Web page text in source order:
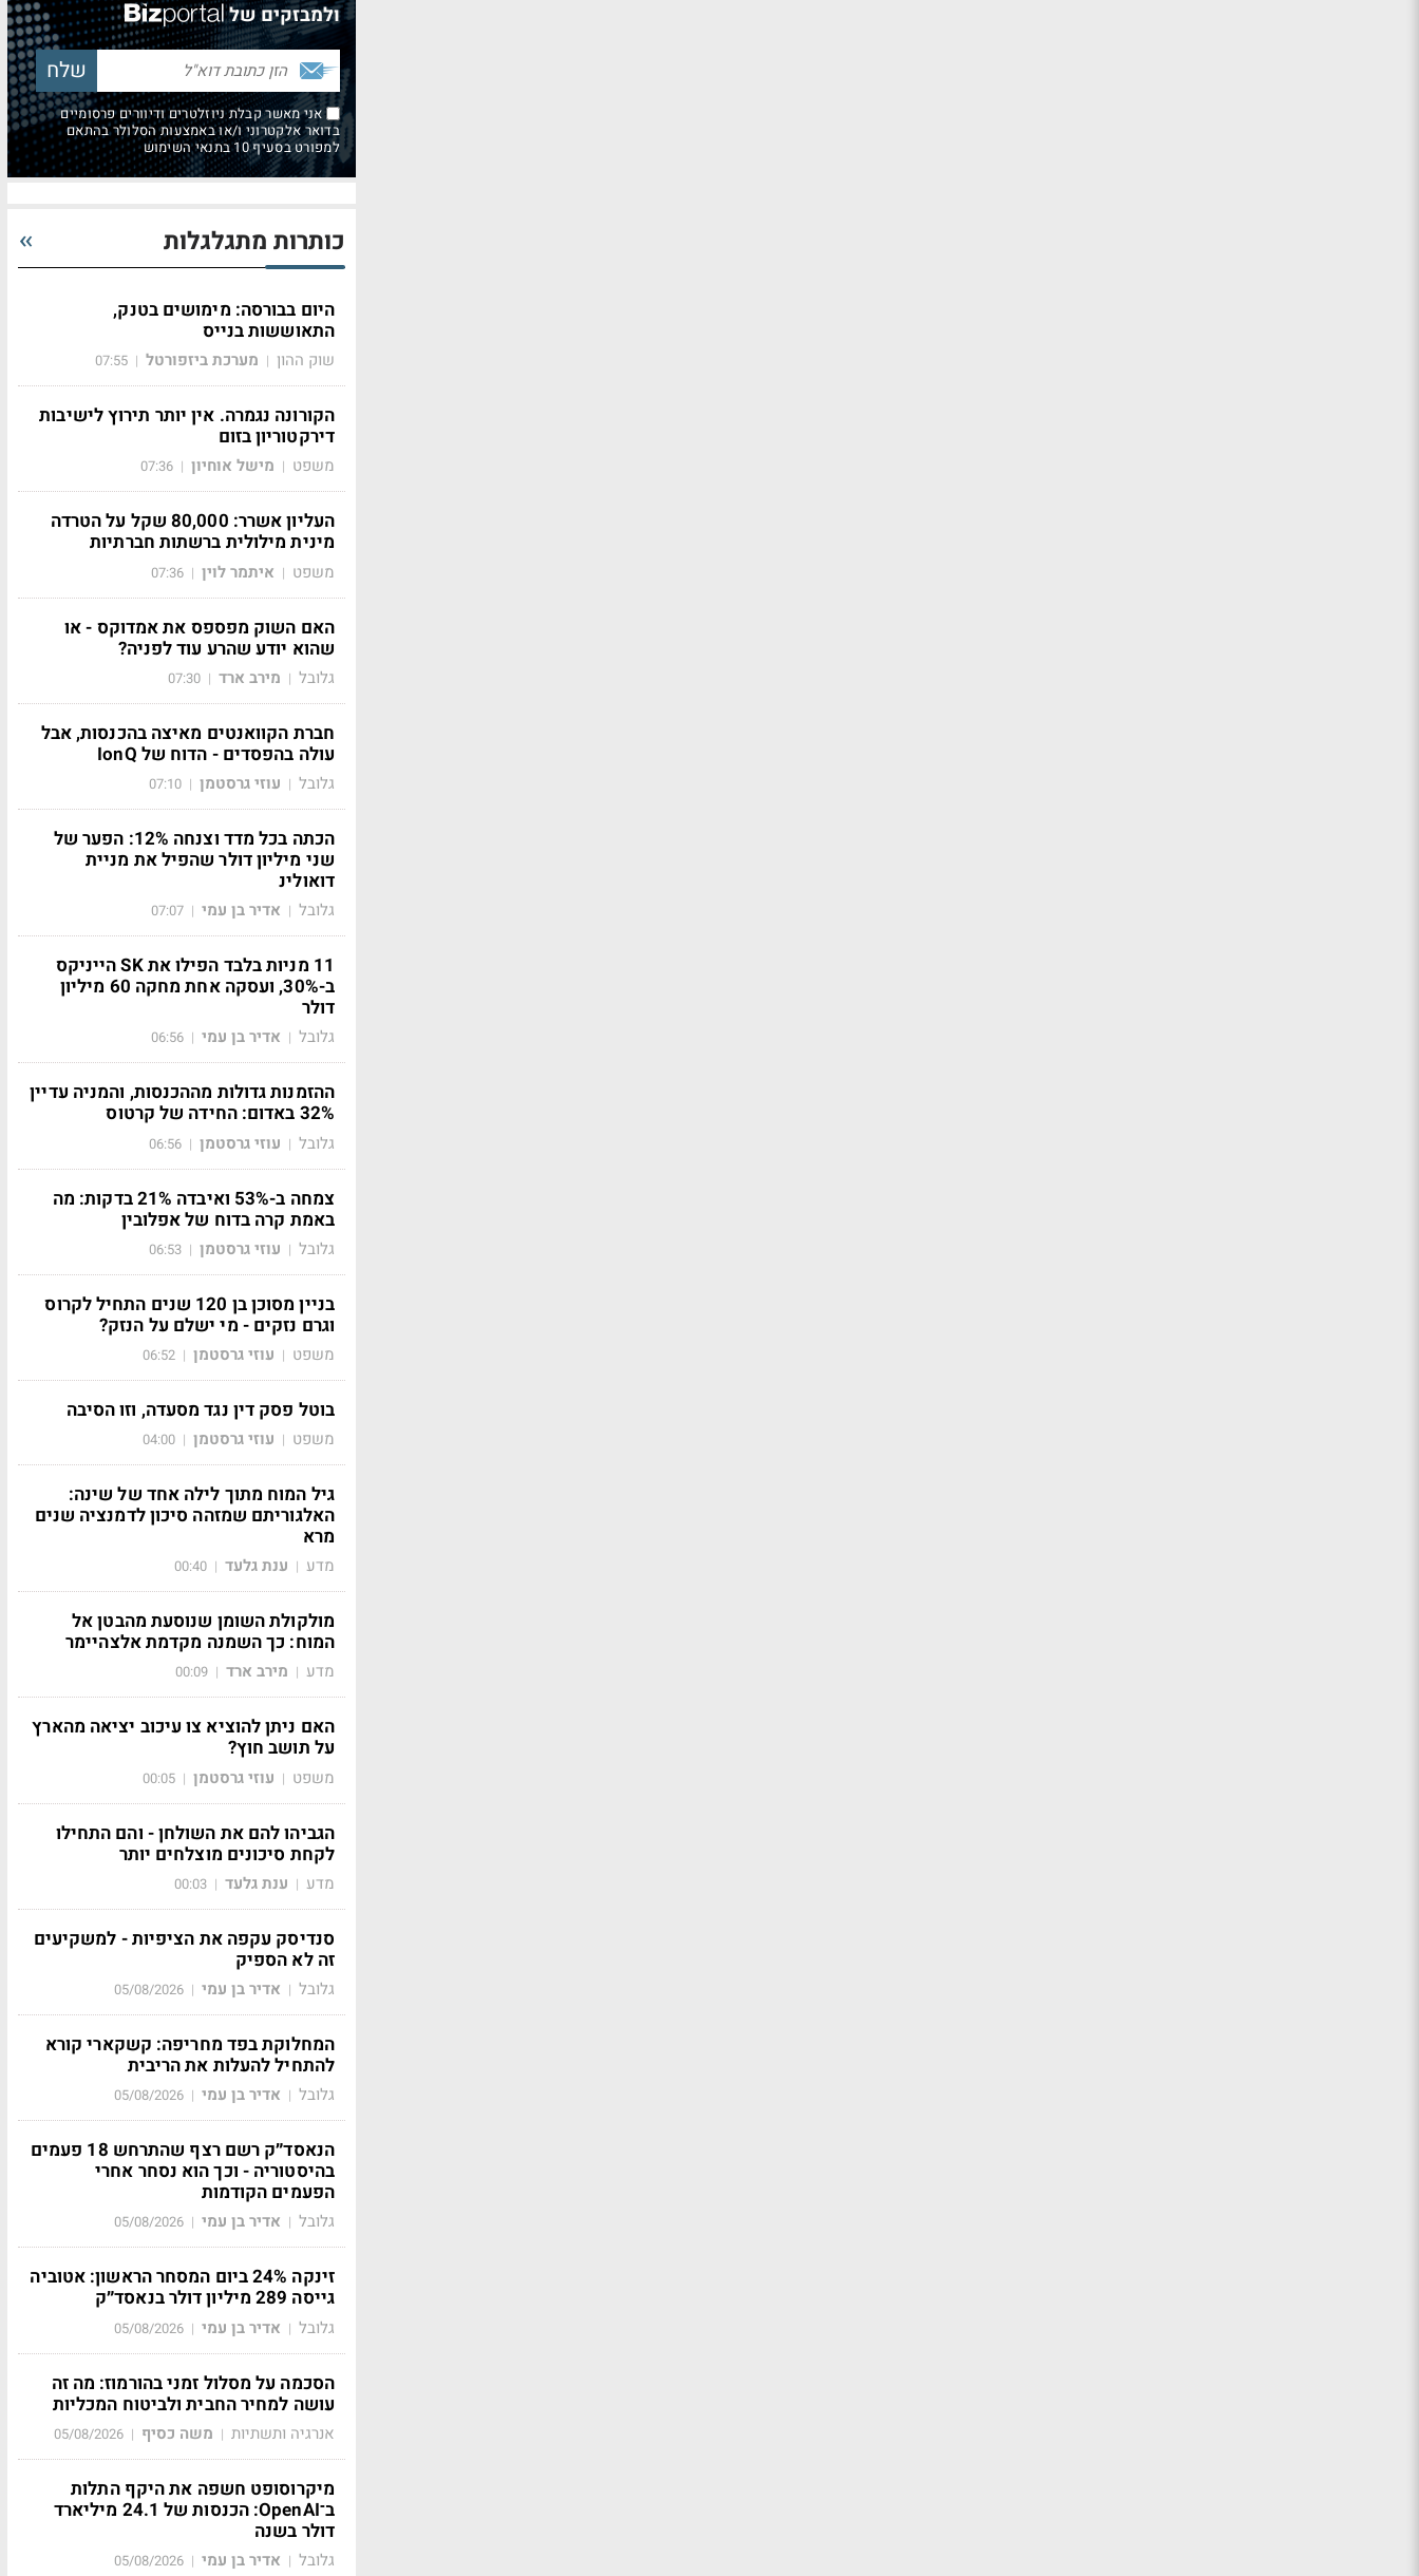
ולמבזקים של
אני מאשר קבלת ניוזלטרים ודיוורים פרסומיים
בדואר אלקטרוני ו/או באמצעות הסלולר בהתאם
למפורט בסעיף 10 בתנאי השימוש
כותרות מתגלגלות
היום בבורסה: מימושים בטנק,
התאוששות בנייס
שוק ההון | מערכת ביזפורטל |
07:55
הקורונה נגמרה. אין יותר תירוץ לישיבות
דירקטוריון בזום
משפט | מישל אוחיון |
07:36
העליון אשרר: 80,000 שקל על הטרדה
מינית מילולית ברשתות חברתיות
משפט | איתמר לוין |
07:36
האם השוק מפספס את אמדוקס - או
שהוא יודע שהרע עוד לפניה?
גלובל | מירב ארד |
07:30
חברת הקוואנטים מאיצה בהכנסות, אבל
עולה בהפסדים - הדוח של IonQ
גלובל | עוזי גרסטמן |
07:10
הכתה בכל מדד וצנחה 12%: הפער של
שני מיליון דולר שהפיל את מניית
דואולינ
גלובל | אדיר בן עמי |
07:07
11 מניות בלבד הפילו את SK הייניקס
ב-30%, ועסקה אחת מחקה 60 מיליון
דולר
גלובל | אדיר בן עמי |
06:56
ההזמנות גדולות מההכנסות, והמניה עדיין
32% באדום: החידה של קרטוס
גלובל | עוזי גרסטמן |
06:56
צמחה ב-53% ואיבדה 21% בדקות: מה
באמת קרה בדוח של אפלובין
גלובל | עוזי גרסטמן |
06:53
בניין מסוכן בן 120 שנים התחיל לקרוס
וגרם נזקים - מי ישלם על הנזק?
משפט | עוזי גרסטמן |
06:52
בוטל פסק דין נגד מסעדה, וזו הסיבה
משפט | עוזי גרסטמן |
04:00
גיל המוח מתוך לילה אחד של שינה:
האלגוריתם שמזהה סיכון לדמנציה שנים
מרא
מדע | ענת גלעד |
00:40
מולקולת השומן שנוסעת מהבטן אל
המוח: כך השמנה מקדמת אלצהיימר
מדע | מירב ארד |
00:09
האם ניתן להוציא צו עיכוב יציאה מהארץ
על תושב חוץ?
משפט | עוזי גרסטמן |
00:05
הגביהו להם את השולחן - והם התחילו
לקחת סיכונים מוצלחים יותר
מדע | ענת גלעד |
00:03
סנדיסק עקפה את הציפיות - למשקיעים
זה לא הספיק
גלובל | אדיר בן עמי |
05/08/2026
המחלוקת בפד מחריפה: קשקארי קורא
להתחיל להעלות את הריבית
גלובל | אדיר בן עמי |
05/08/2026
הנאסד״ק רשם רצף שהתרחש 18 פעמים
בהיסטוריה - וכך הוא נסחר אחרי
הפעמים הקודמות
גלובל | אדיר בן עמי |
05/08/2026
זינקה 24% ביום המסחר הראשון: אטוביה
גייסה 289 מיליון דולר בנאסד״ק
גלובל | אדיר בן עמי |
05/08/2026
הסכמה על מסלול זמני בהורמוז: מה זה
עושה למחיר החבית ולביטוח המכליות
אנרגיה ותשתיות | משה כסיף |
05/08/2026
מיקרוסופט חשפה את היקף התלות
ב־OpenAI: הכנסות של 24.1 מיליארד
דולר בשנה
גלובל | אדיר בן עמי |
05/08/2026